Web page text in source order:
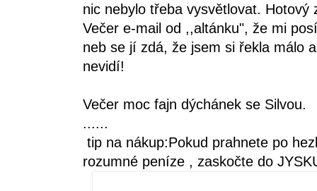
nic nebylo třeba vysvětlovat. Hotový
Večer e-mail od ,,altánku", že mi
neb se jí zdá, že jsem si řekla málo
nevidí!
Večer moc fajn dýchánek se Silvou.
......
tip na nákup:Pokud prahnete po
rozumné peníze , zaskočte do